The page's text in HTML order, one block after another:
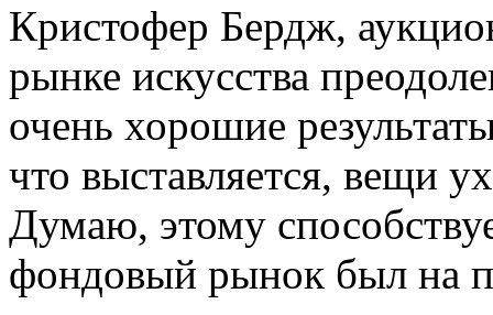
Кристофер Бердж,
рынке искусства
очень хорошие
что выставляется, вещи
Думаю, этому
фондовый рынок был на